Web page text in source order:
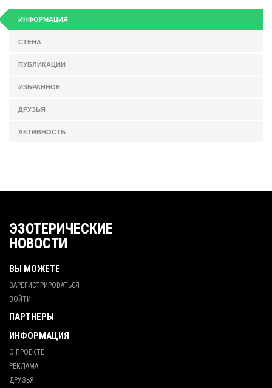
ИНФОРМАЦИЯ
СТЕНА
ПУБЛИКАЦИИ
ИЗБРАННОЕ
ДРУЗЬЯ
АКТИВНОСТЬ
ЭЗОТЕРИЧЕСКИЕ
НОВОСТИ
ВЫ МОЖЕТЕ
ЗАРЕГИСТРИРОВАТЬСЯ
ВОЙТИ
ПАРТНЕРЫ
ИНФОРМАЦИЯ
О ПРОЕКТЕ
РЕКЛАМА
ДРУЗЬЯ